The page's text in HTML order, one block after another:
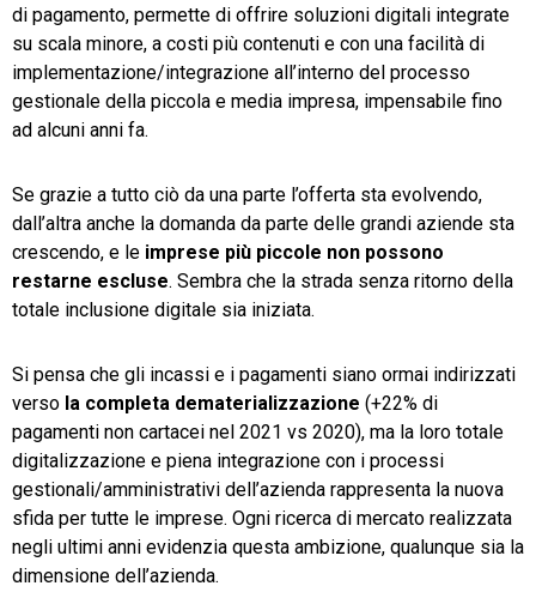
di pagamento, permette di offrire soluzioni digitali integrate
su scala minore, a costi più contenuti e con una facilità di
implementazione/integrazione all’interno del processo
gestionale della piccola e media impresa, impensabile fino
ad alcuni anni fa.
Se grazie a tutto ciò da una parte l’offerta sta evolvendo,
dall’altra anche la domanda da parte delle grandi aziende sta
crescendo, e le imprese più piccole non possono
restarne escluse. Sembra che la strada senza ritorno della
totale inclusione digitale sia iniziata.
Si pensa che gli incassi e i pagamenti siano ormai indirizzati
verso la completa dematerializzazione (+22% di
pagamenti non cartacei nel 2021 vs 2020), ma la loro totale
digitalizzazione e piena integrazione con i processi
gestionali/amministrativi dell’azienda rappresenta la nuova
sfida per tutte le imprese. Ogni ricerca di mercato realizzata
negli ultimi anni evidenzia questa ambizione, qualunque sia la
dimensione dell’azienda.